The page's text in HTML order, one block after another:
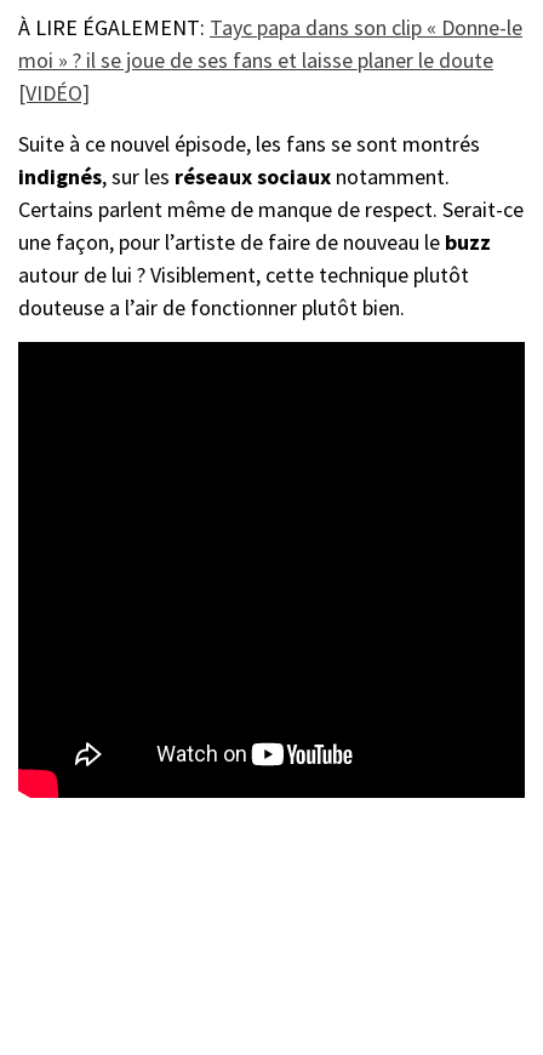
À LIRE ÉGALEMENT: Tayc papa dans son clip « Donne-le
moi » ? il se joue de ses fans et laisse planer le doute
[VIDÉO]
Suite à ce nouvel épisode, les fans se sont montrés
indignés, sur les réseaux sociaux notamment.
Certains parlent même de manque de respect. Serait-ce
une façon, pour l’artiste de faire de nouveau le buzz
autour de lui ? Visiblement, cette technique plutôt
douteuse a l’air de fonctionner plutôt bien.